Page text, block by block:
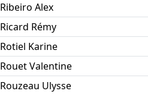
Ribeiro Alex
Ricard Rémy
Rotiel Karine
Rouet Valentine
Rouzeau Ulysse